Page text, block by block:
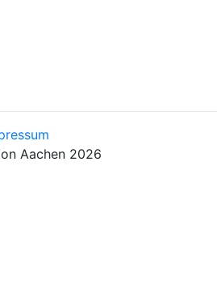
Aachen 2026